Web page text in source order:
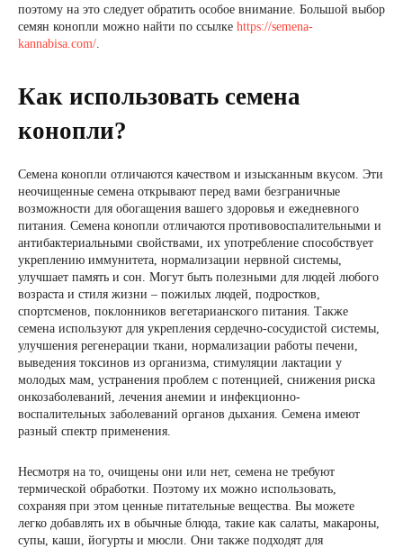
поэтому на это следует обратить особое внимание. Большой выбор
семян конопли можно найти по ссылке https://semena-
kannabisa.com/.
Как использовать семена
конопли?
Семена конопли отличаются качеством и изысканным вкусом. Эти
неочищенные семена открывают перед вами безграничные
возможности для обогащения вашего здоровья и ежедневного
питания. Семена конопли отличаются противовоспалительными и
антибактериальными свойствами, их употребление способствует
укреплению иммунитета, нормализации нервной системы,
улучшает память и сон. Могут быть полезными для людей любого
возраста и стиля жизни – пожилых людей, подростков,
спортсменов, поклонников вегетарианского питания. Также
семена используют для укрепления сердечно-сосудистой системы,
улучшения регенерации ткани, нормализации работы печени,
выведения токсинов из организма, стимуляции лактации у
молодых мам, устранения проблем с потенцией, снижения риска
онкозаболеваний, лечения анемии и инфекционно-
воспалительных заболеваний органов дыхания. Семена имеют
разный спектр применения.
Несмотря на то, очищены они или нет, семена не требуют
термической обработки. Поэтому их можно использовать,
сохраняя при этом ценные питательные вещества. Вы можете
легко добавлять их в обычные блюда, такие как салаты, макароны,
супы, каши, йогурты и мюсли. Они также подходят для